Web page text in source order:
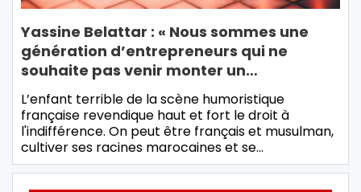
Yassine Belattar : « Nous sommes une
génération d’entrepreneurs qui ne
souhaite pas venir monter un…
L’enfant terrible de la scène humoristique
française revendique haut et fort le droit à
l'indifférence. On peut être français et musulman,
cultiver ses racines marocaines et se…